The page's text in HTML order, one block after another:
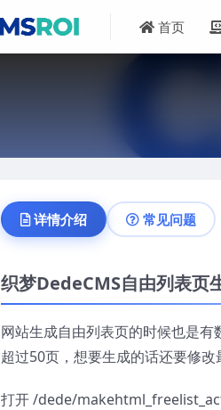
首页
详情介绍 常见问题
织梦DedeCMS自由列表页
网站生成自由列表页的时候也是
超过50页，想要生成的话还要修改
打开 /dede/